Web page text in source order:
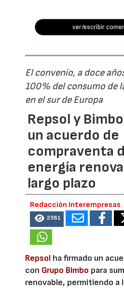
ver/escribir
El convenio, a doce
100% del consumo de
en el sur de Europa
Repsol y
un acuerdo de
compraventa
energía
largo plazo
Redacción Interempresas
2381
Repsol ha firmado un
con Grupo Bimbo para
renovable, permitiendo a